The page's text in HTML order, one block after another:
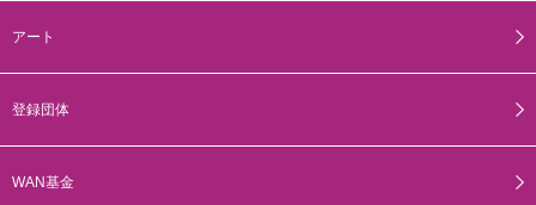
アート
登録団体
WAN基金